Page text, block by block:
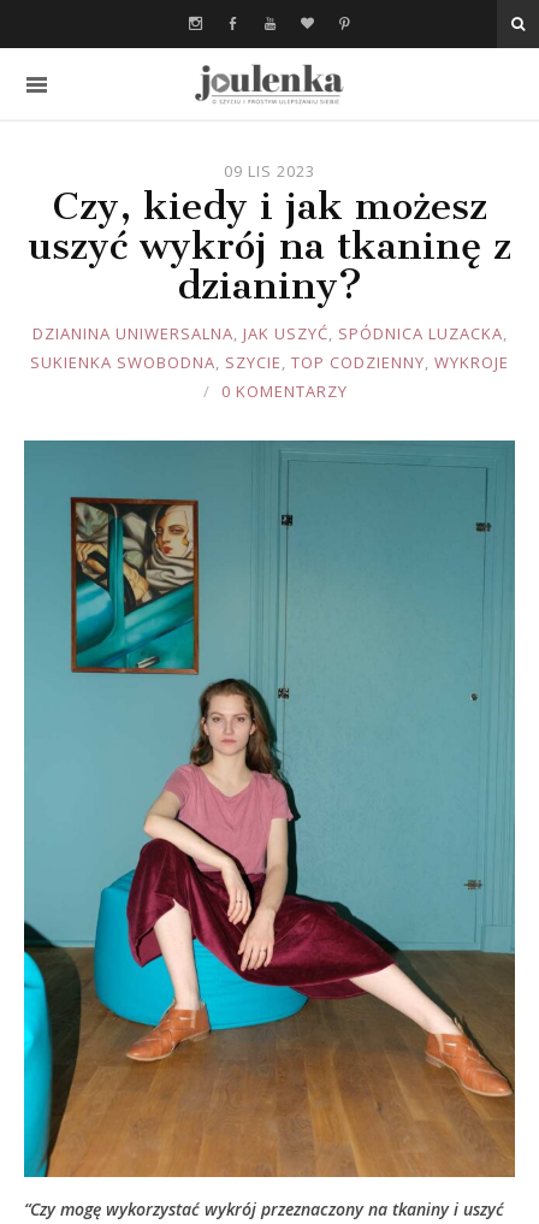
09 LIS 2023
Czy, kiedy i jak możesz
uszyć wykrój na tkaninę z
dzianiny?
JOULE
DZIANINA UNIWERSALNA, JAK USZYĆ, SPÓDNICA LUZACKA,
SUKIENKA SWOBODNA, SZYCIE, TOP CODZIENNY, WYKROJE
0 KOMENTARZY
“Czy mogę wykorzystać wykrój przeznaczony na tkaniny i uszyć